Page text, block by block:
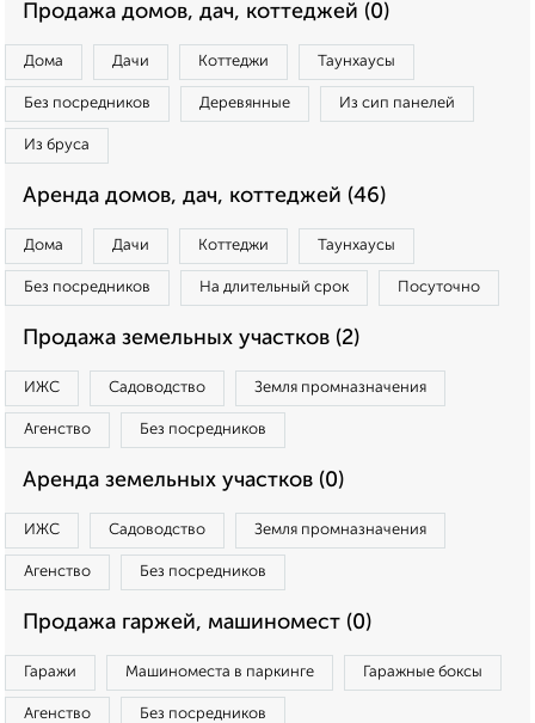
Продажа домов, дач, коттеджей (0)
Дома Дачи Коттеджи Таунхаусы
Без посредников Деревянные Из сип панелей
Из бруса
Аренда домов, дач, коттеджей (46)
Дома Дачи Коттеджи Таунхаусы
Без посредников На длительный срок Посуточно
Продажа земельных участков (2)
ИЖС Садоводство Земля промназначения
Агенство Без посредников
Аренда земельных участков (0)
ИЖС Садоводство Земля промназначения
Агенство Без посредников
Продажа гаржей, машиномест (0)
Гаражи Машиноместа в паркинге Гаражные боксы
Агенство Без посредников